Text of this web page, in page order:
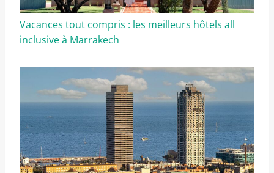
Vacances tout compris : les meilleurs hôtels all
inclusive à Marrakech